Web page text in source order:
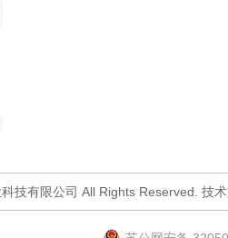
技有限公司 All Rights Reserved. 技